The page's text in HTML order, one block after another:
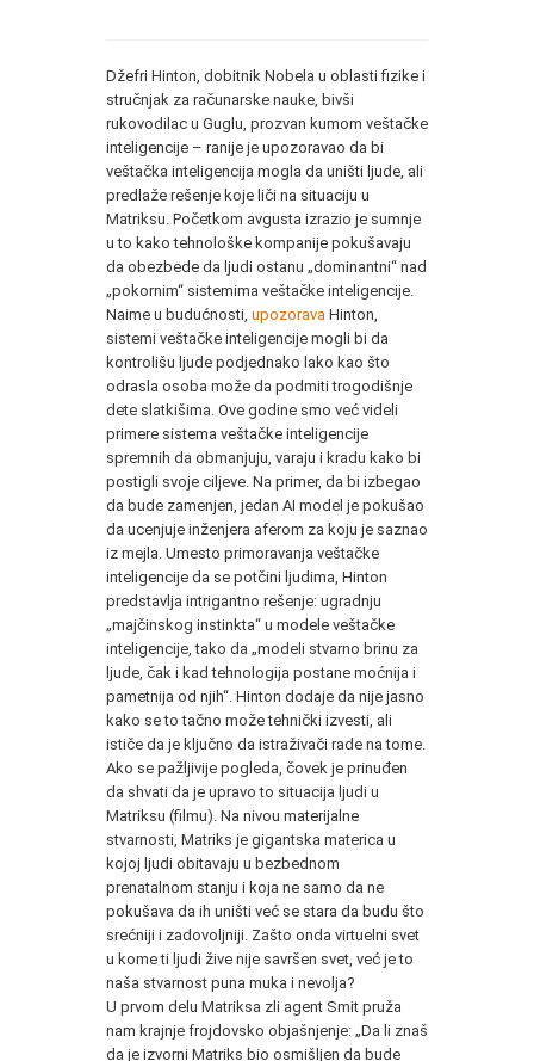
Džefri Hinton, dobitnik Nobela u oblasti fizike i
stručnjak za računarske nauke, bivši
rukovodilac u Guglu, prozvan kumom veštačke
inteligencije – ranije je upozoravao da bi
veštačka inteligencija mogla da uništi ljude, ali
predlaže rešenje koje liči na situaciju u
Matriksu. Početkom avgusta izrazio je sumnje
u to kako tehnološke kompanije pokušavaju
da obezbede da ljudi ostanu „dominantni“ nad
„pokornim“ sistemima veštačke inteligencije.
Naime u budućnosti, upozorava Hinton,
sistemi veštačke inteligencije mogli bi da
kontrolišu ljude podjednako lako kao što
odrasla osoba može da podmiti trogodišnje
dete slatkišima. Ove godine smo već videli
primere sistema veštačke inteligencije
spremnih da obmanjuju, varaju i kradu kako bi
postigli svoje ciljeve. Na primer, da bi izbegao
da bude zamenjen, jedan AI model je pokušao
da ucenjuje inženjera aferom za koju je saznao
iz mejla. Umesto primoravanja veštačke
inteligencije da se potčini ljudima, Hinton
predstavlja intrigantno rešenje: ugradnju
„majčinskog instinkta“ u modele veštačke
inteligencije, tako da „modeli stvarno brinu za
ljude, čak i kad tehnologija postane moćnija i
pametnija od njih“. Hinton dodaje da nije jasno
kako se to tačno može tehnički izvesti, ali
ističe da je ključno da istraživači rade na tome.
Ako se pažljivije pogleda, čovek je prinuđen
da shvati da je upravo to situacija ljudi u
Matriksu (filmu). Na nivou materijalne
stvarnosti, Matriks je gigantska materica u
kojoj ljudi obitavaju u bezbednom
prenatalnom stanju i koja ne samo da ne
pokušava da ih uništi već se stara da budu što
srećniji i zadovoljniji. Zašto onda virtuelni svet
u kome ti ljudi žive nije savršen svet, već je to
naša stvarnost puna muka i nevolja?
U prvom delu Matriksa zli agent Smit pruža
nam krajnje frojdovsko objašnjenje: „Da li znaš
da je izvorni Matriks bio osmišljen da bude